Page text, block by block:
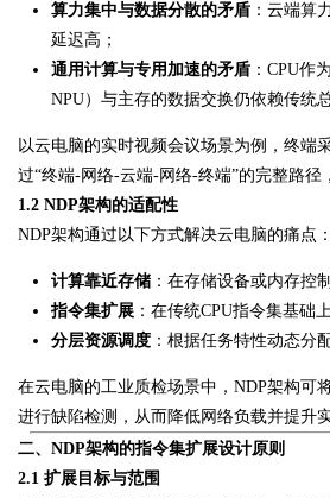
ar
算力集中与数据分散的矛盾 ：云端算
延迟高；
通用计算与专用加速的矛盾 ：CPU作
NPU）与主存的数据交换仍依赖传统
以云电脑的实时视频会议场景为例，终端
过“终端-网络-云端-网络-终端”的完整路
1.2 NDP架构的适配性
NDP架构通过以下方式解决云电脑的痛点：
计算靠近存储 ：在存储设备或内存控
指令集扩展 ：在传统CPU指令集基础
分层资源调度 ：根据任务特性动态分
在云电脑的工业质检场景中，NDP架构可
进行缺陷检测，从而降低网络负载并提升实
二、NDP架构的指令集扩展设计原则
2.1 扩展目标与范围